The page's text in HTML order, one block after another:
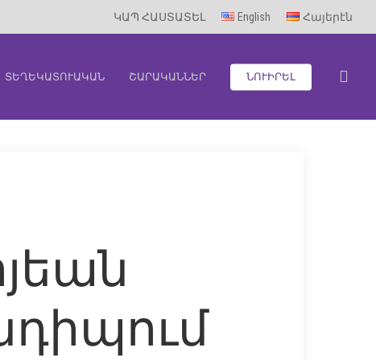
ԿԱՊ ՀԱՍՏԱՏԵԼ English Հայերէն
ՏԵՂԵԿԱՏՈՒԱԿԱՆ ՇԱՐԱԿԱՆՆԵՐ ՆՈՒԻՐԵԼ